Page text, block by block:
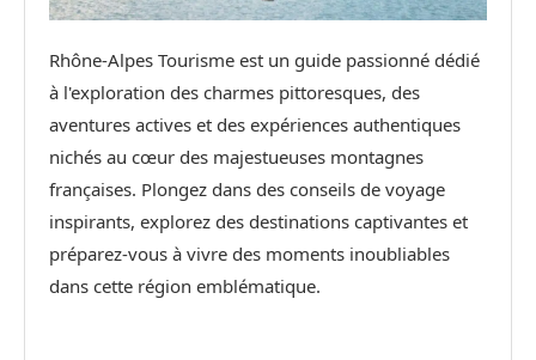
Rhône-Alpes Tourisme est un guide passionné dédié
à l'exploration des charmes pittoresques, des
aventures actives et des expériences authentiques
nichés au cœur des majestueuses montagnes
françaises. Plongez dans des conseils de voyage
inspirants, explorez des destinations captivantes et
préparez-vous à vivre des moments inoubliables
dans cette région emblématique.